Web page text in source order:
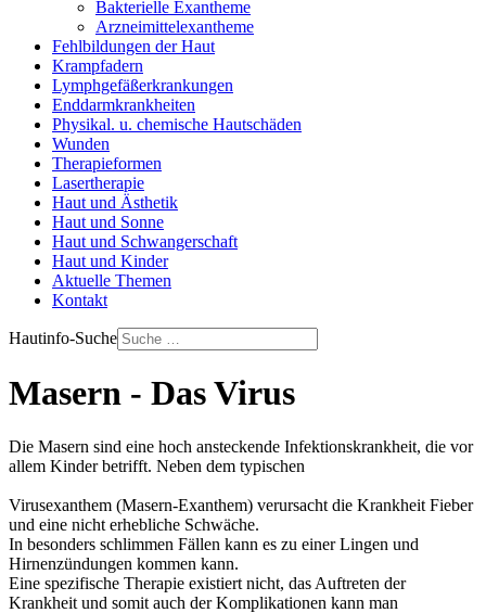
Bakterielle Exantheme
Arzneimittelexantheme
Fehlbildungen der Haut
Krampfadern
Lymphgefäßerkrankungen
Enddarmkrankheiten
Physikal. u. chemische Hautschäden
Wunden
Therapieformen
Lasertherapie
Haut und Ästhetik
Haut und Sonne
Haut und Schwangerschaft
Haut und Kinder
Aktuelle Themen
Kontakt
Hautinfo-Suche
Masern - Das Virus
Die Masern sind eine hoch ansteckende Infektionskrankheit, die vor
allem Kinder betrifft. Neben dem typischen
Virusexanthem (Masern-Exanthem) verursacht die Krankheit Fieber
und eine nicht erhebliche Schwäche.
In besonders schlimmen Fällen kann es zu einer Lingen und
Hirnenzündungen kommen kann.
Eine spezifische Therapie existiert nicht, das Auftreten der
Krankheit und somit auch der Komplikationen kann man